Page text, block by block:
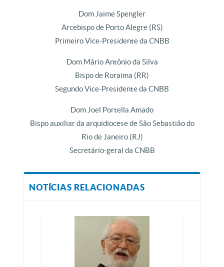
Dom Jaime Spengler
Arcebispo de Porto Alegre (RS)
Primeiro Vice-Presidente da CNBB
Dom Mário Antônio da Silva
Bispo de Roraima (RR)
Segundo Vice-Presidente da CNBB
Dom Joel Portella Amado
Bispo auxiliar da arquidiocese de São Sebastião do
Rio de Janeiro (RJ)
Secretário-geral da CNBB
NOTÍCIAS RELACIONADAS